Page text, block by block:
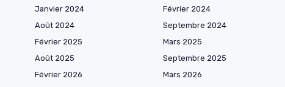
Janvier 2024 Février 2024
Août 2024
Septembre 2024
Février 2025
Mars 2025
Août 2025
Septembre 2025
Février 2026
Mars 2026